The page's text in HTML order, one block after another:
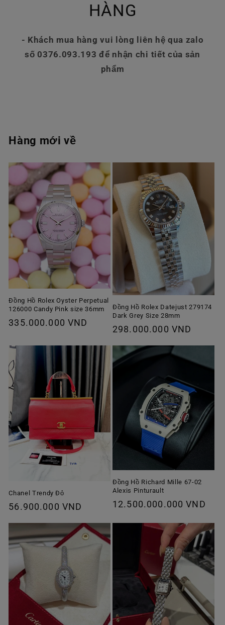
HÀNG
- Khách mua hàng vui lòng liên hệ qua zalo
số 0376.093.193 để nhận chi tiết của sản
phẩm
Hàng mới về
Đồng Hồ Rolex Oyster Perpetual
126000 Candy Pink size 36mm
Giá
thường
335.000.000 VND
Đồng Hồ Rolex Datejust 279174
Dark Grey Size 28mm
Giá
thường
298.000.000 VND
Chanel Trendy Đỏ
Giá
thường
56.900.000 VND
Đồng Hồ Richard Mille 67-02
Alexis Pinturault
Giá
thường
12.500.000.000 VND